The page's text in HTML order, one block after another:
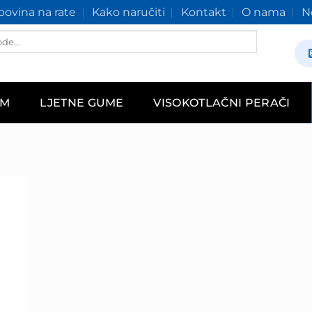
na rate Kako naručiti Kontakt O nama
LJETNE GUME VISOKOTLAČNI PERAČI